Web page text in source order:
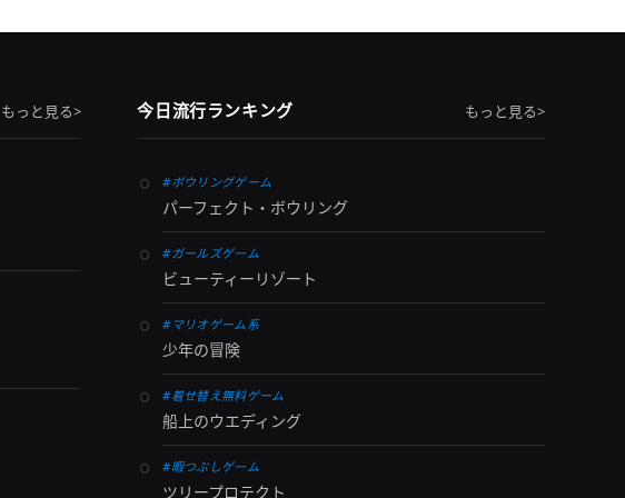
もっと見る> 今日流行ランキング もっと見る>
#ボウリングゲーム
パーフェクト・ボウリング
#ガールズゲーム
ビューティーリゾート
#マリオゲーム系
少年の冒険
#着せ替え無料ゲーム
船上のウエディング
#暇つぶしゲーム
ツリープロテクト